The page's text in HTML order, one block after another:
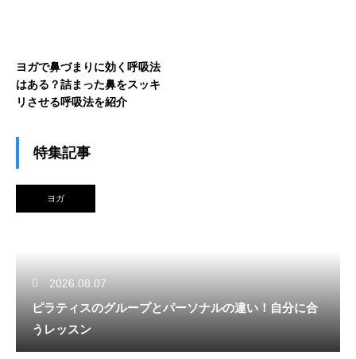
ヨガで鼻づまりに効く呼吸法
はある？詰まった鼻をスッキ
リさせる呼吸法を紹介
特集記事
ヨガ
2026.08.07
ピラティスのグループとパーソナルの違い！自分に合
うレッスン